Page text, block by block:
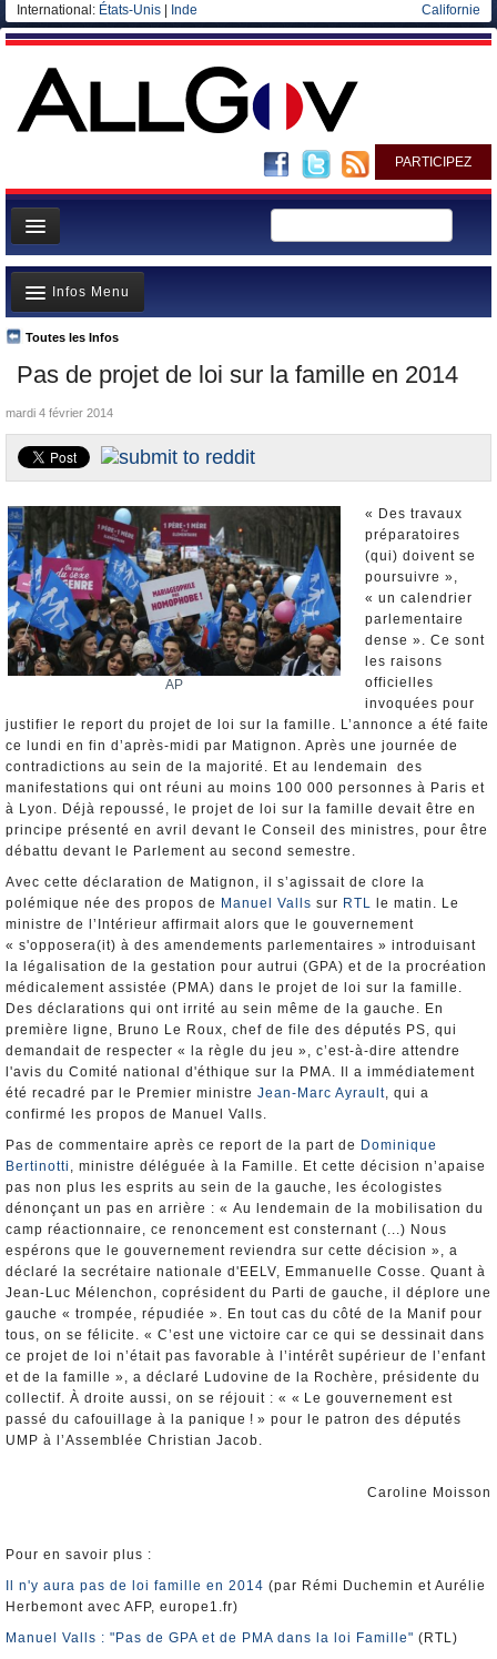
International: États-Unis Inde Californie
PARTICIPEZ
Page d'accueil
Infos
Gouvernement
Ministères/Directions
Blog
Elections européennes
Pas de projet de loi sur la famille en 2014
Toutes les Infos
Infos Menu
A la Une
Polémiques
Où va l’argent?
La France et le Monde
Elections européennes
Infos insolites
mardi 4 février 2014
AP
« Des travaux
préparatoires
(qui) doivent se
poursuivre »,
« un calendrier
parlementaire
dense ». Ce sont
les raisons
officielles
invoquées pour
justifier le report du projet de loi sur la famille. L’annonce a été faite
ce lundi en fin d’après-midi par Matignon. Après une journée de
contradictions au sein de la majorité. Et au lendemain des
manifestations qui ont réuni au moins 100 000 personnes à Paris et
à Lyon. Déjà repoussé, le projet de loi sur la famille devait être en
principe présenté en avril devant le Conseil des ministres, pour être
débattu devant le Parlement au second semestre.
Avec cette déclaration de Matignon, il s’agissait de clore la
polémique née des propos de Manuel Valls sur RTL le matin. Le
ministre de l’Intérieur affirmait alors que le gouvernement
« s'opposera(it) à des amendements parlementaires » introduisant
la légalisation de la gestation pour autrui (GPA) et de la procréation
médicalement assistée (PMA) dans le projet de loi sur la famille.
Des déclarations qui ont irrité au sein même de la gauche. En
première ligne, Bruno Le Roux, chef de file des députés PS, qui
demandait de respecter « la règle du jeu », c’est-à-dire attendre
l'avis du Comité national d'éthique sur la PMA. Il a immédiatement
été recadré par le Premier ministre Jean-Marc Ayrault, qui a
confirmé les propos de Manuel Valls.
Pas de commentaire après ce report de la part de Dominique
Bertinotti , ministre déléguée à la Famille. Et cette décision n’apaise
pas non plus les esprits au sein de la gauche, les écologistes
dénonçant un pas en arrière : « Au lendemain de la mobilisation du
camp réactionnaire, ce renoncement est consternant (...) Nous
espérons que le gouvernement reviendra sur cette décision », a
déclaré la secrétaire nationale d'EELV, Emmanuelle Cosse. Quant à
Jean-Luc Mélenchon, coprésident du Parti de gauche, il déplore une
gauche « trompée, répudiée ». En tout cas du côté de la Manif pour
tous, on se félicite. « C’est une victoire car ce qui se dessinait dans
ce projet de loi n’était pas favorable à l’intérêt supérieur de l’enfant
et de la famille », a déclaré Ludovine de la Rochère, présidente du
collectif. À droite aussi, on se réjouit : « « Le gouvernement est
passé du cafouillage à la panique ! » pour le patron des députés
UMP à l’Assemblée Christian Jacob.
Caroline Moisson
Pour en savoir plus :
Il n'y aura pas de loi famille en 2014 (par Rémi Duchemin et Aurélie
Herbemont avec AFP, europe1.fr)
Manuel Valls : "Pas de GPA et de PMA dans la loi Famille" (RTL)